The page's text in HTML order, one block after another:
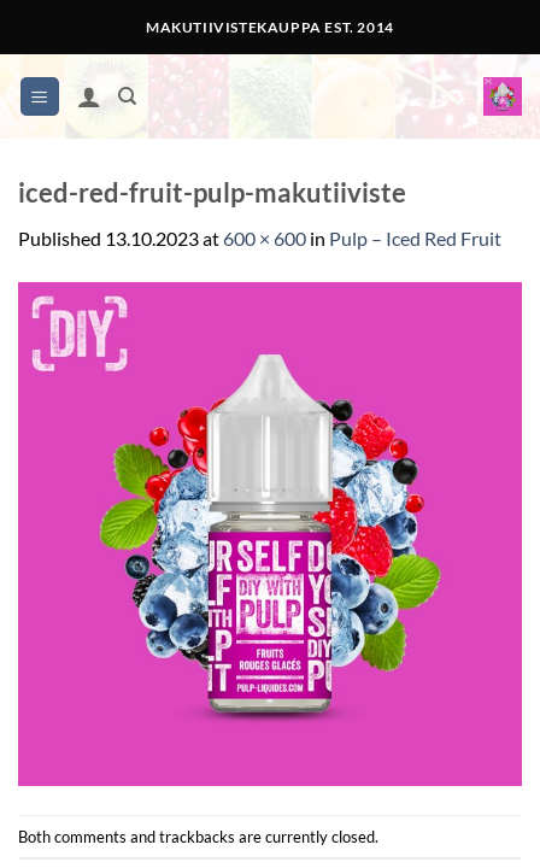
content
MAKUTIIVISTEKAUPPA EST. 2014
iced-red-fruit-pulp-makutiiviste
Published 13.10.2023at600 × 600 in Pulp – Iced Red Fruit
Both comments and trackbacks are currently closed.